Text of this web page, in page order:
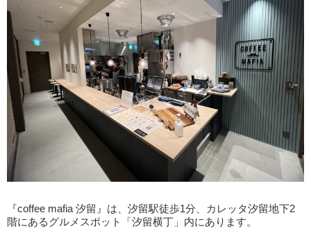
『coffee mafia 汐留』は、汐留駅徒歩1分、カレッタ汐留地下2
階にあるグルメスポット「汐留横丁」内にあります。